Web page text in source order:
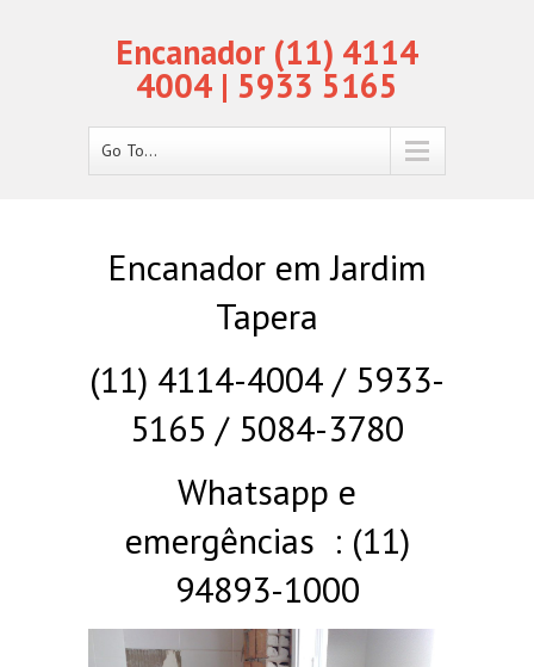
Encanador (11) 4114
4004 | 5933 5165
Go To...
Encanador em Jardim
Tapera
(11) 4114-4004 / 5933-
5165 / 5084-3780
Whatsapp e
emergências : (11)
94893-1000